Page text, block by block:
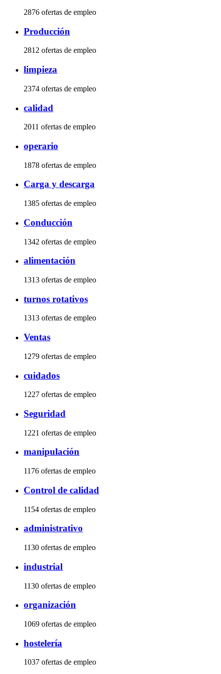
2876 ofertas de empleo
Producción
2812 ofertas de empleo
limpieza
2374 ofertas de empleo
calidad
2011 ofertas de empleo
operario
1878 ofertas de empleo
Carga y descarga
1385 ofertas de empleo
Conducción
1342 ofertas de empleo
alimentación
1313 ofertas de empleo
turnos rotativos
1313 ofertas de empleo
Ventas
1279 ofertas de empleo
cuidados
1227 ofertas de empleo
Seguridad
1221 ofertas de empleo
manipulación
1176 ofertas de empleo
Control de calidad
1154 ofertas de empleo
administrativo
1130 ofertas de empleo
industrial
1130 ofertas de empleo
organización
1069 ofertas de empleo
hostelería
1037 ofertas de empleo